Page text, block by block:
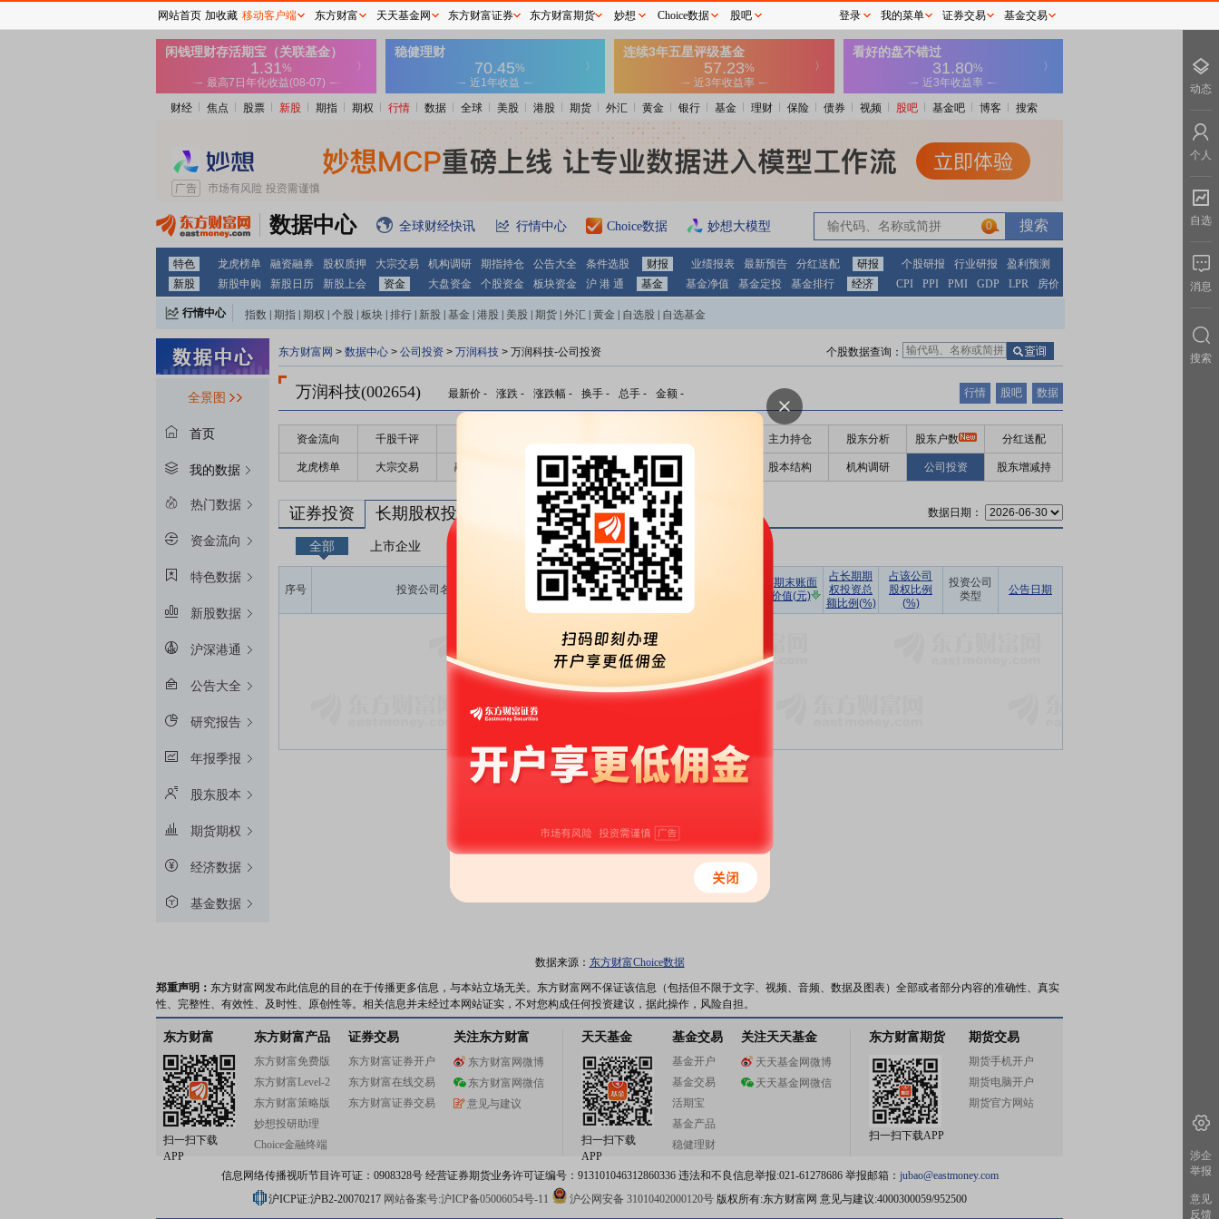
财经 焦点 股票 新股 期指 期权 行情 数据 全球 美股 港股 期货 外汇 黄金 银行 基金 理财 保险 债券 视频 股吧 基金吧 博客 搜索
数据中心 全球财经快讯 行情中心 Choice数据 妙想大模型 0
特色 龙虎榜单 融资融券 股权质押 大宗交易 机构调研 期指持仓 公告大全 条件选股 财报 业绩报表 最新预告 分红送配 研报 个股研报 行业研报
盈利预测
新股
新股申购 新股日历 新股上会 资金 大盘资金 个股资金 板块资金 沪 港 通 基金 基金净值 基金定投 基金排行 经济 CPI PPI PMI GDP LPR 房价
行情中心 指数 期指 期权 个股 板块 排行 新股 基金 港股 美股 期货 外汇 黄金 自选股 自选基金
全景图
首页
我的数据
热门数据
资金流向
特色数据
新股数据
沪深港通
公告大全
研究报告
年报季报
股东股本
期货期权
经济数据
基金数据
东方财富网 > 数据中心 > 公司投资 > 万润科技 > 万润科技-公司投资 个股数据查询：
万润科技(002654) 最新价 - 涨跌 - 涨跌幅 - 换手 - 总手 - 金额 - 行情 股吧 数据
资金流向 千股千评 主力持仓 股东分析 股东户数 分红送配
龙虎榜单 大宗交易 融资融券 高管持股 股东大会 股本结构 机构调研 公司投资 股东增减持
证券投资 长期股权投资 数据日期：
全部 上市企业
序号 投资公司名称
初始投资
金额(元)
持股数量
(股)
期初余额
(元)
期末账面
价值(元)
占长期期
权投资总
额比例(%)
占该公司
股权比例
(%)
投资公司
类型
公告日期
暂无数据
数据来源： 东方财富Choice数据
郑重声明： 东方财富网发布此信息的目的在于传播更多信息，与本站立场无关。东方财富网不保证该信息（包括但不限于文字、视频、音频、数据及图表）全部或者部分内容的准确性、真实
性、完整性、有效性、及时性、原创性等。相关信息并未经过本网站证实，不对您构成任何投资建议，据此操作，风险自担。
东方财富
扫一扫下载
APP
东方财富产品
东方财富免费版
东方财富Level-2
东方财富策略版
妙想投研助理
Choice金融终端
证券交易
东方财富证券开户
东方财富在线交易
东方财富证券交易
关注东方财富
东方财富网微博
东方财富网微信
意见与建议
天天基金
扫一扫下载
APP
基金交易
基金开户
基金交易
活期宝
基金产品
稳健理财
关注天天基金
天天基金网微博
天天基金网微信
东方财富期货
扫一扫下载APP
期货交易
期货手机开户
期货电脑开户
期货官方网站
信息网络传播视听节目许可证：0908328号 经营证券期货业务许可证编号：913101046312860336 违法和不良信息举报:021-61278686 举报邮箱： jubao@eastmoney.com
沪ICP证:沪B2-20070217 网站备案号:沪ICP备05006054号-11 沪公网安备 31010402000120号版权所有:东方财富网 意见与建议:4000300059/952500
网站首页 加收藏 移动客户端 东方财富 天天基金网 东方财富证券 东方财富期货 妙想 Choice数据 股吧 登录 我的菜单 证券交易 基金交易
动态
个人
自选
消息
搜索
涉企
举报
意见
反馈